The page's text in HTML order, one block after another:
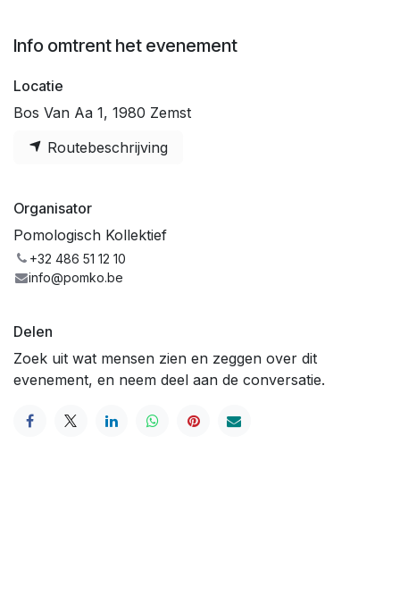
Info omtrent het evenement
Locatie
Bos Van Aa 1, 1980 Zemst
Routebeschrijving
Organisator
Pomologisch Kollektief
+32 486 51 12 10
info@pomko.be
Delen
Zoek uit wat mensen zien en zeggen over dit
evenement, en neem deel aan de conversatie.